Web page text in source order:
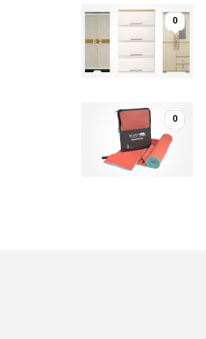
0
0